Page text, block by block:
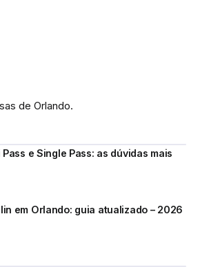
de Orlando.
e Single Pass: as dúvidas mais
em Orlando: guia atualizado – 2026